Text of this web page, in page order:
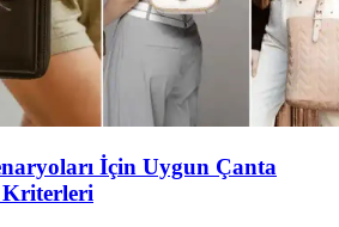
İçin Uygun Çanta
Kriterleri